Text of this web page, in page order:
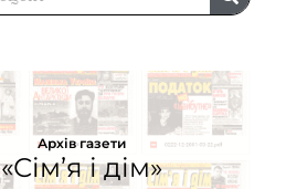
Архів газети
«Сім’я і дім»